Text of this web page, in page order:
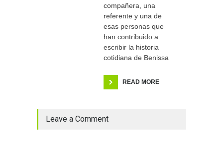
compañera, una
referente y una de
esas personas que
han contribuido a
escribir la historia
cotidiana de Benissa
READ MORE
Leave a Comment